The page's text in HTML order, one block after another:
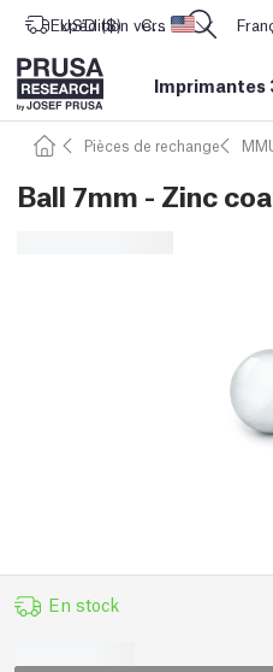
Expédition vers Etats-
USD ($) CORE One L: Maintenant en stock !
Imprimantes
Pièces de rechange
Ball 7mm - Zinc
En stock